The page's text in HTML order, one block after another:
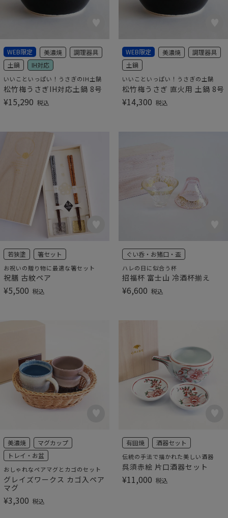
WEB限定 美濃焼
調理器具
土鍋
IH対応
いいこといっぱい！うさぎのIH土鍋
松竹梅うさぎIH対応土鍋 8号
¥15,290 税込
WEB限定 美濃焼
調理器具
土鍋
いいこといっぱい！うさぎの土鍋
松竹梅うさぎ 直火用 土鍋 8号
¥14,300 税込
若狭塗 箸セット
お祝いの贈り物に最適な箸セット
祝膳 古紋ペア
¥5,500 税込
ぐい呑・お猪口・盃
ハレの日に似合う杯
招福杯 富士山 冷酒杯揃え
¥6,600 税込
美濃焼
マグカップ
トレイ・お盆
おしゃれなペアマグとカゴのセット
グレイズワークス カゴ入ペア
マグ
¥3,300 税込
有田焼 酒器セット
伝統の手法で描かれた美しい酒器
呉須赤絵 片口酒器セット
¥11,000 税込